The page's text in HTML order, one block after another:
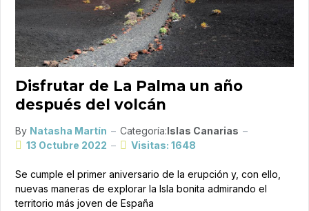
Disfrutar de La Palma un año
después del volcán
By Natasha Martín Categoría:Islas Canarias
13 Octubre 2022
Visitas: 1648
Se cumple el primer aniversario de la erupción y, con ello,
nuevas maneras de explorar la Isla bonita admirando el
territorio más joven de España